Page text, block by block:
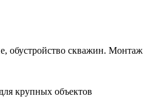
обустройство скважин.
крупных объектов